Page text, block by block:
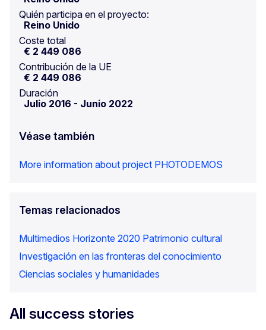
Quién participa en el proyecto:
Reino Unido
Coste total
€ 2 449 086
Contribución de la UE
€ 2 449 086
Duración
Julio 2016 - Junio 2022
Véase también
More information about project PHOTODEMOS
Temas relacionados
Multimedios Horizonte 2020 Patrimonio cultural
Investigación en las fronteras del conocimiento
Ciencias sociales y humanidades
All success stories